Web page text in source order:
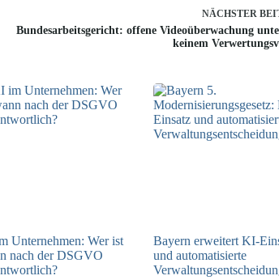
NÄCHSTER
Bundesarbeitsgericht: offene Videoüberwachung
keinem
Unternehmen: Wer ist
nach der DSGVO
Bayern erweitert KI-
und automatisierte